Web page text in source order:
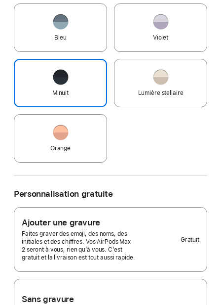
Bleu Violet
Minuit Lumière stellaire
Orange
Personnalisation gratuite
Ajouter une gravure
Faites graver des emoji, des noms, des
initiales et des chiffres. Vos AirPods Max
2 seront à vous, rien qu’à vous. C’est
gratuit et la livraison est tout aussi rapide.
Gratuit
Sans gravure